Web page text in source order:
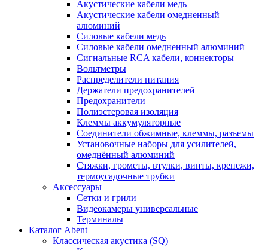
Акустические кабели медь
Акустические кабели омедненный
алюминий
Силовые кабели медь
Силовые кабели омедненный алюминий
Сигнальные RCA кабели, коннекторы
Вольтметры
Распределители питания
Держатели предохранителей
Предохранители
Полиэстеровая изоляция
Клеммы аккумуляторные
Соединители обжимные, клеммы, разъемы
Установочные наборы для усилителей,
омеднённый алюминий
Стяжки, грометы, втулки, винты, крепежи,
термоусадочные трубки
Аксессуары
Сетки и грили
Видеокамеры универсальные
Терминалы
Каталог Abent
Классическая акустика (SQ)